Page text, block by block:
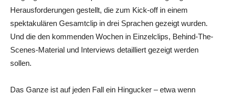
Herausforderungen gestellt, die zum Kick-off in einem
spektakulären Gesamtclip in drei Sprachen gezeigt wurden.
Und die den kommenden Wochen in Einzelclips, Behind-The-
Scenes-Material und Interviews detailliert gezeigt werden
sollen.
Das Ganze ist auf jeden Fall ein Hingucker – etwa wenn